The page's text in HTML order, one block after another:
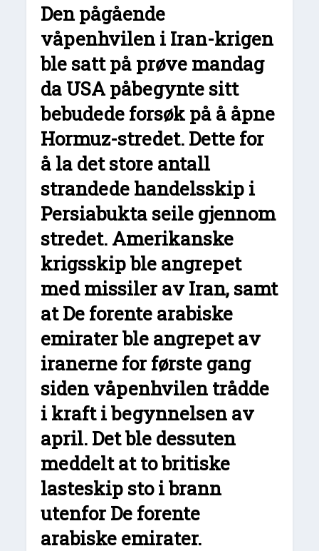
Den pågående
våpenhvilen i Iran-krigen
ble satt på prøve mandag
da USA påbegynte sitt
bebudede forsøk på å åpne
Hormuz-stredet. Dette for
å la det store antall
strandede handelsskip i
Persiabukta seile gjennom
stredet. Amerikanske
krigsskip ble angrepet
med missiler av Iran, samt
at De forente arabiske
emirater ble angrepet av
iranerne for første gang
siden våpenhvilen trådde
i kraft i begynnelsen av
april. Det ble dessuten
meddelt at to britiske
lasteskip sto i brann
utenfor De forente
arabiske emirater.